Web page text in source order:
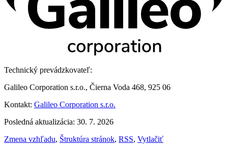
Technický prevádzkovateľ:
Galileo Corporation s.r.o., Čierna Voda 468, 925 06
Kontakt: Galileo Corporation s.r.o.
Posledná aktualizácia: 30. 7. 2026
Zmena vzhľadu, Štruktúra stránok, RSS, Vytlačiť